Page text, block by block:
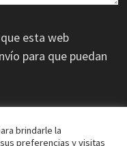
esta web
para que puedan
brindarle la
preferencias y visitas